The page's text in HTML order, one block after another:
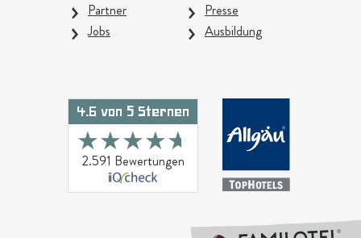
Partner
Presse
Jobs
Ausbildung
4.6 von 5 Sternen
★★★★★
★★★★★
2.591 Bewertungen